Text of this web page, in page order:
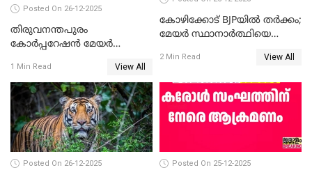
Posted On 26-12-2025
തിരുവനന്തപുരം
കോര്‍പ്പറേഷന്‍ മേയര്‍
ഹൈക്കോടതിയിലേക്ക്;
സത്യപ്രതിജ്ഞ ചടങ്ങില്‍
ചട്ടലംഘനമെന്ന് പാർട്ടി
1 Min Read View All
കോഴിക്കോട് BJPയിൽ തർക്കം;
മേയർ സ്ഥാനാർത്ഥിയെ
2 Min Read View All
Posted On 26-12-2025 Posted On 25-12-2025